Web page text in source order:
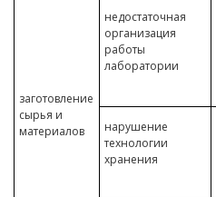
заготовление
сырья и
материалов
недостаточная
организация
работы
лаборатории
нарушение
технологии
хранения